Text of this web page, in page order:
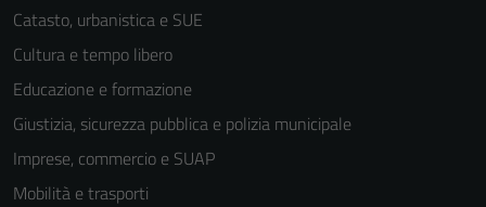
Catasto, urbanistica e SUE
Cultura e tempo libero
Educazione e formazione
Giustizia, sicurezza pubblica e polizia municipale
Imprese, commercio e SUAP
Mobilità e trasporti